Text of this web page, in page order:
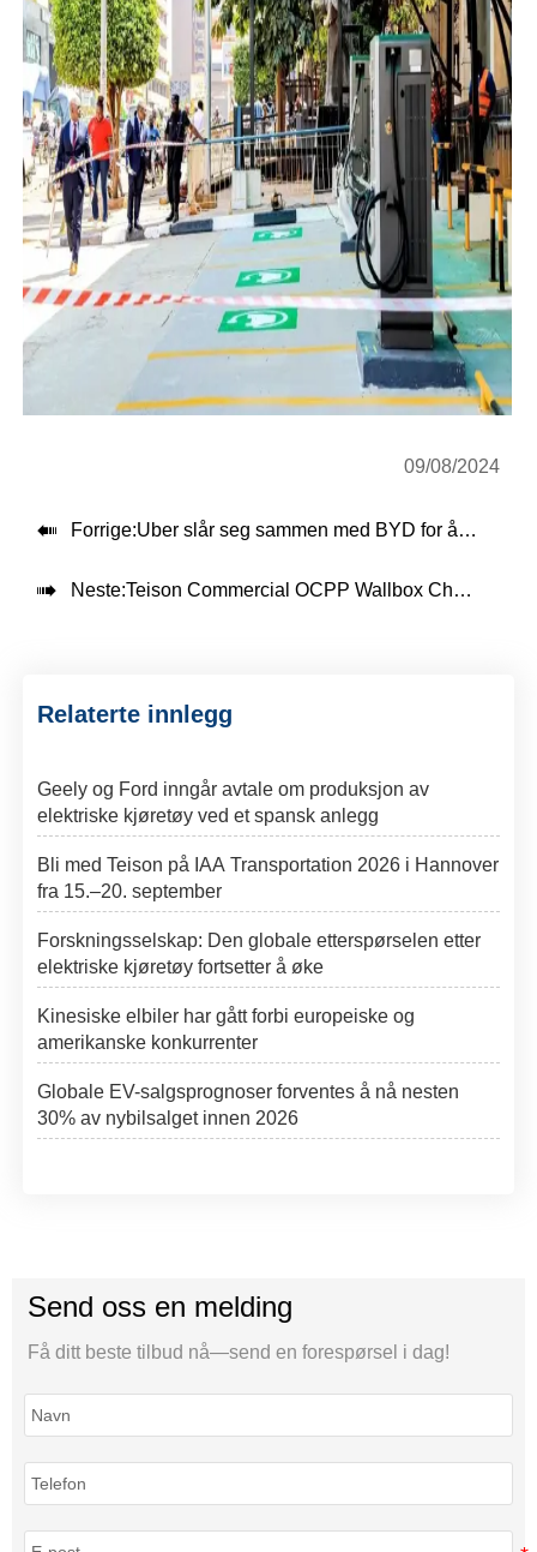
09/08/2024
 Forrige:Uber slår seg sammen med BYD for å sette 100 000 elbiler på veien
 Neste:Teison Commercial OCPP Wallbox Charger Project installert i Parking, 2024
Relaterte innlegg
Geely og Ford inngår avtale om produksjon av
elektriske kjøretøy ved et spansk anlegg
Bli med Teison på IAA Transportation 2026 i Hannover
fra 15.–20. september
Forskningsselskap: Den globale etterspørselen etter
elektriske kjøretøy fortsetter å øke
Kinesiske elbiler har gått forbi europeiske og
amerikanske konkurrenter
Globale EV-salgsprognoser forventes å nå nesten
30% av nybilsalget innen 2026
Send oss en melding
Få ditt beste tilbud nå—send en forespørsel i dag!